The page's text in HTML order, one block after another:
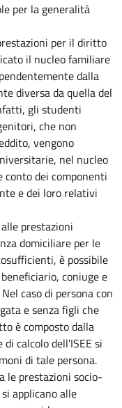
per la generalità
per il diritto
il nucleo familiare
dalla
diversa da quella del
gli studenti
che non
vengono
nel nucleo
conto dei componenti
e dei loro relativi
alle prestazioni
domiciliare per le
è possibile
coniuge e
caso di persona con
e senza figli che
è composto dalla
calcolo dell’ISEE si
di tale persona.
le prestazioni socio-
applicano alle